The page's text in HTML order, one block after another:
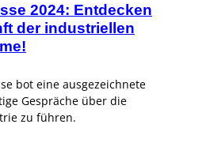
2024: Entdecken
der industriellen
bot eine ausgezeichnete
Gespräche über die
zu führen.